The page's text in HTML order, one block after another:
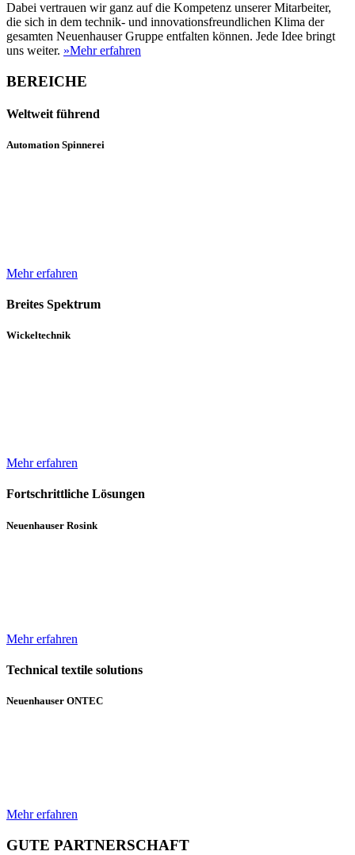
Dabei vertrauen wir ganz auf die Kompetenz unserer Mitarbeiter,
die sich in dem technik- und innovationsfreundlichen Klima der
gesamten Neuenhauser Gruppe entfalten können. Jede Idee bringt
uns weiter. »Mehr erfahren
BEREICHE
Weltweit führend
Automation Spinnerei
Mehr erfahren
Breites Spektrum
Wickeltechnik
Mehr erfahren
Fortschrittliche Lösungen
Neuenhauser Rosink
Mehr erfahren
Technical textile solutions
Neuenhauser ONTEC
Mehr erfahren
GUTE PARTNERSCHAFT